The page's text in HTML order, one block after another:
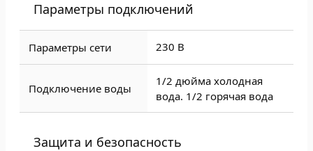
Параметры подключений
Параметры сети 230 В
Подключение воды
1/2 дюйма холодная
вода. 1/2 горячая вода
Защита и безопасность